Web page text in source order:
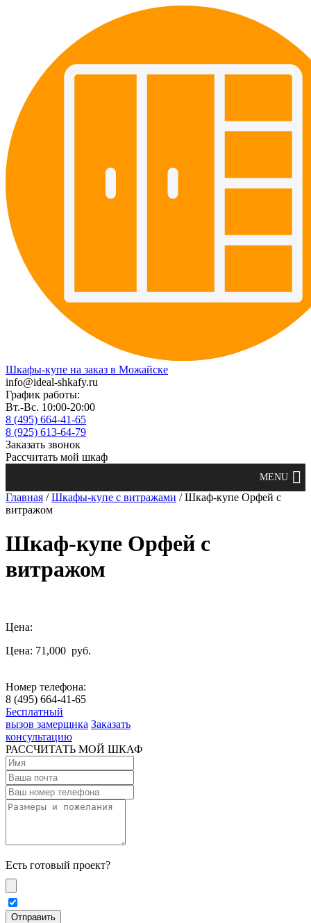
Шкафы-купе на заказ в Можайске
info@ideal-shkafy.ru
График работы:
Вт.-Вс. 10:00-20:00
8 (495) 664-41-65
8 (925) 613-64-79
Заказать звонок
Рассчитать мой шкаф
Главная /Шкафы-купе с витражами / Шкаф-купе Орфей с
витражом
Шкаф-купе Орфей с
витражом
Цена:
Цена: 71,000 руб.
Номер телефона:
8 (495) 664-41-65
Бесплатный
вызов замерщика Заказать
консультацию
РАССЧИТАТЬ МОЙ ШКАФ
Есть готовый проект?